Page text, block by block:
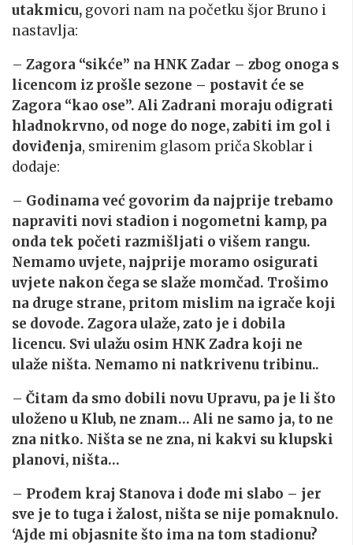
utakmicu, govori nam na početku šjor Bruno i
nastavlja:
– Zagora “sikće” na HNK Zadar – zbog onoga s
licencom iz prošle sezone – postavit će se
Zagora “kao ose”. Ali Zadrani moraju odigrati
hladnokrvno, od noge do noge, zabiti im gol i
doviđenja, smirenim glasom priča Skoblar i
dodaje:
– Godinama već govorim da najprije trebamo
napraviti novi stadion i nogometni kamp, pa
onda tek početi razmišljati o višem rangu.
Nemamo uvjete, najprije moramo osigurati
uvjete nakon čega se slaže momčad. Trošimo
na druge strane, pritom mislim na igrače koji
se dovode. Zagora ulaže, zato je i dobila
licencu. Svi ulažu osim HNK Zadra koji ne
ulaže ništa. Nemamo ni natkrivenu tribinu..
– Čitam da smo dobili novu Upravu, pa je li što
uloženo u Klub, ne znam… Ali ne samo ja, to ne
zna nitko. Ništa se ne zna, ni kakvi su klupski
planovi, ništa…
– Prođem kraj Stanova i dođe mi slabo – jer
sve je to tuga i žalost, ništa se nije pomaknulo.
‘Ajde mi objasnite što ima na tom stadionu?